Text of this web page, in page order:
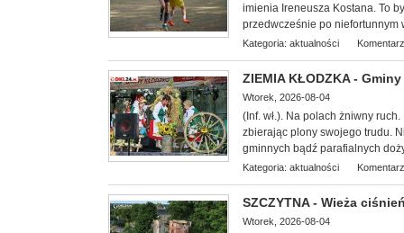
imienia Ireneusza Kostana. To
przedwcześnie po niefortunnym
Kategoria: aktualności
ZIEMIA KŁODZKA -
Wtorek, 2026-08-04
(Inf. wł.). Na polach żniwny ruch.
zbierając plony swojego trudu.
gminnych bądź parafialnych
Kategoria: aktualności
SZCZYTNA - Wieża
Wtorek, 2026-08-04